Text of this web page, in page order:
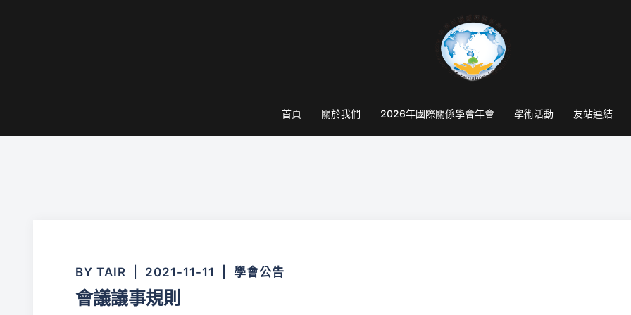
首頁 關於我們 2026年國際關係學會年會 學術活動 友站連結
BY TAIR 2021-11-11 學會公告
會議議事規則